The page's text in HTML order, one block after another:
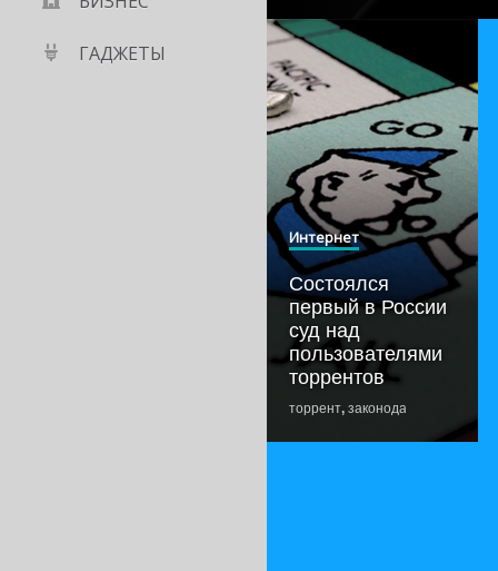
ГАДЖЕТЫ
Интернет
Состоялся
первый в России
суд над
пользователями
торрентов
торрент, законодательство